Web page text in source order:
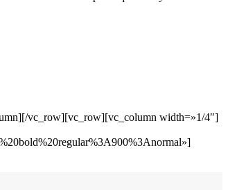
vc_row][vc_row][vc_column width=»1/4″]